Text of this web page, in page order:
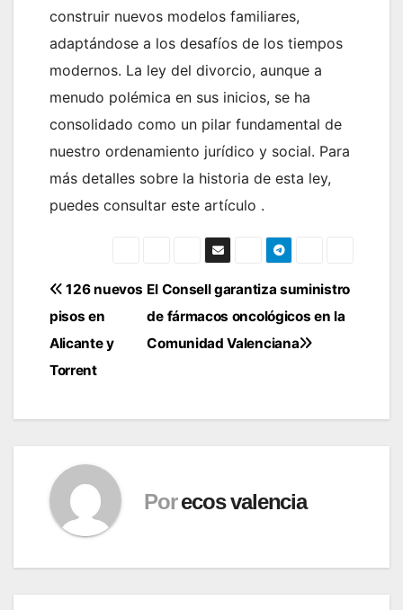
construir nuevos modelos familiares,
adaptándose a los desafíos de los tiempos
modernos. La ley del divorcio, aunque a
menudo polémica en sus inicios, se ha
consolidado como un pilar fundamental de
nuestro ordenamiento jurídico y social. Para
más detalles sobre la historia de esta ley,
puedes consultar este artículo .
Navegación
de
entradas
El Consell garantiza suministro
de fármacos oncológicos en la
Comunidad Valenciana
126 nuevos
pisos en
Alicante y
Torrent
Por ecos valencia